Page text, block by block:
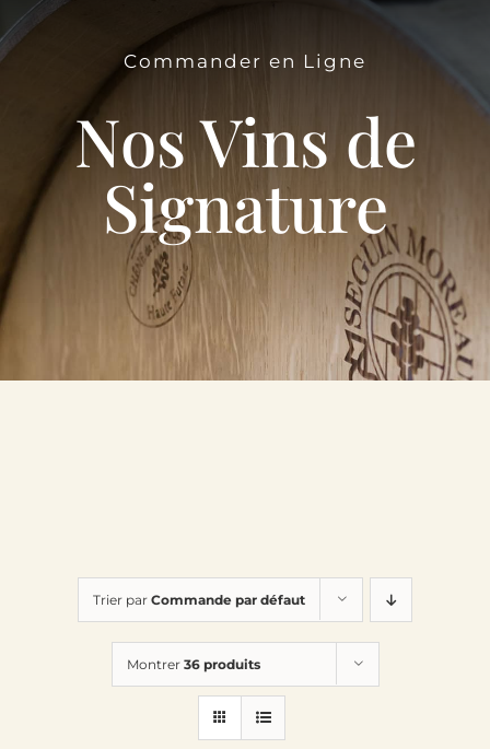
Le Domaine
Œnotourisme
Acheter en ligne
Actualités
Contactez-nous
Commander en Ligne
Nos Vins de
Signature
Trier par Commande par défaut
Montrer 36 produits